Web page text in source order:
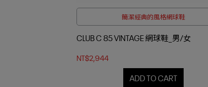
簡潔經典的風格網球鞋
CLUB C 85 VINTAGE 網球鞋_男/女
NT$2,944
ADD TO CART